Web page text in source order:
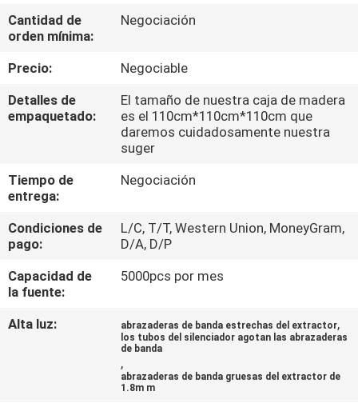
CONTROL
CALIDAD
CONTACTA
NOSOTROS
NOTICIAS
CASOS
DE
Cantidad de
orden mínima:
Negociación
Precio:
Negociable
Detalles de
empaquetado:
El tamaño de nuestra caja de madera
es el 110cm*110cm*110cm que
daremos cuidadosamente nuestra
suger
Tiempo de
entrega:
Negociación
Condiciones de
pago:
L/C, T/T, Western Union, MoneyGram,
D/A, D/P
Capacidad de
la fuente:
5000pcs por mes
Alta luz: abrazaderas de banda estrechas del extractor,
los tubos del silenciador agotan las abrazaderas
de banda
,
abrazaderas de banda gruesas del extractor de
1.8m m